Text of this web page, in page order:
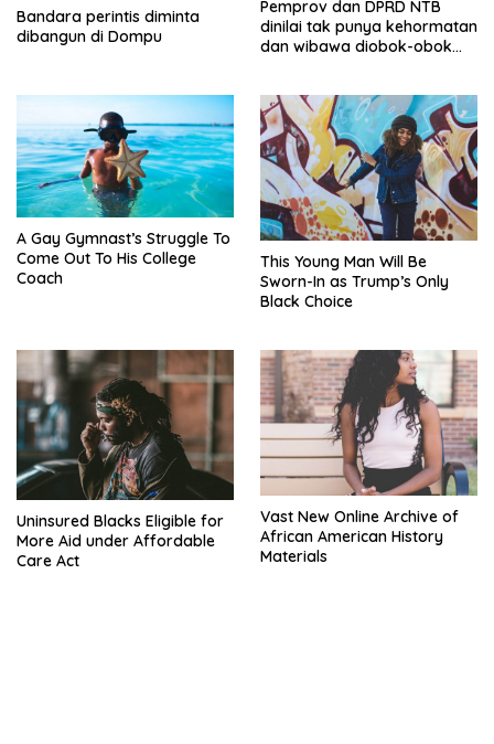
Bandara perintis diminta
dibangun di Dompu
Pemprov dan DPRD NTB
dinilai tak punya kehormatan
dan wibawa diobok-obok
A Gay Gymnast’s Struggle To
Come Out To His College
Coach
This Young Man Will Be
Sworn-In as Trump’s Only
Black Choice
Uninsured Blacks Eligible for
More Aid under Affordable
Care Act
Vast New Online Archive of
African American History
Materials